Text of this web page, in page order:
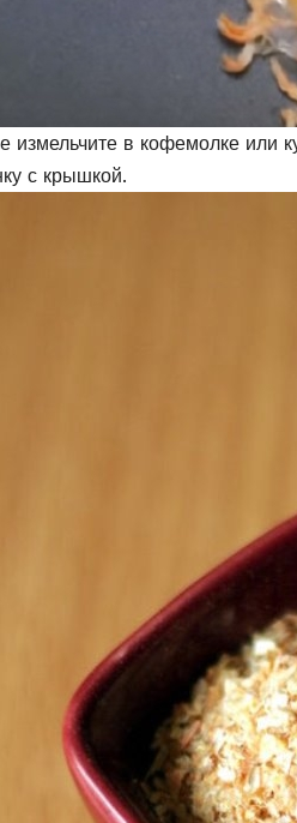
измельчите в кофемолке или
с крышкой.